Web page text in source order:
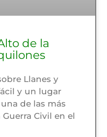
de la
Llanes y
y un lugar
de las más
Civil en el